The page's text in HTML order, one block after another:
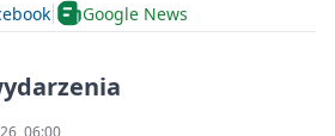
Google News